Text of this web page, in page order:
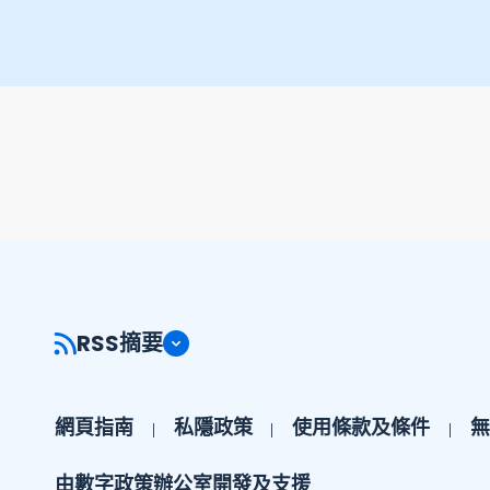
RSS摘要
網頁指南 私隱政策 使用條款及條件
由數字政策辦公室開發及支援